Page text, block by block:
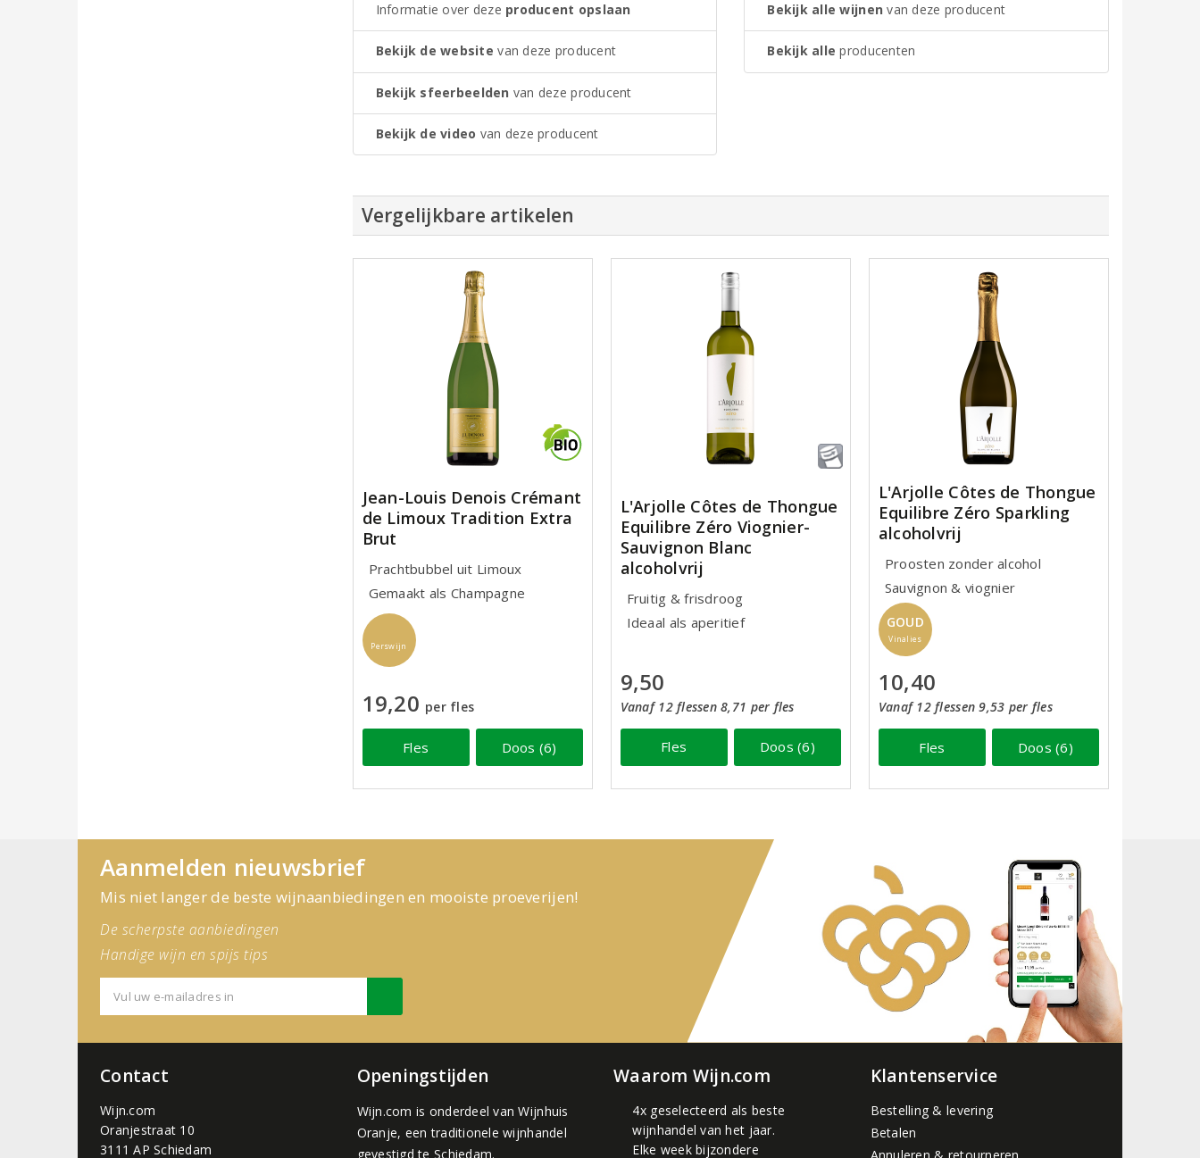
Informatie over deze producent opslaan
Bekijk de website van deze producent
Bekijk sfeerbeelden van deze producent
Bekijk de video van deze producent
Bekijk alle wijnen van deze producent
Bekijk alle producenten
Vergelijkbare artikelen
Jean-Louis Denois Crémant
de Limoux Tradition Extra
Brut
Prachtbubbel uit Limoux
Gemaakt als Champagne
Perswijn
19,20 per fles
Fles Doos (6)
L'Arjolle Côtes de Thongue
Equilibre Zéro Viognier-
Sauvignon Blanc
alcoholvrij
Fruitig & frisdroog
Ideaal als aperitief
9,50
Vanaf 12 flessen 8,71 per fles
Fles Doos (6)
L'Arjolle Côtes de Thongue
Equilibre Zéro Sparkling
alcoholvrij
Proosten zonder alcohol
Sauvignon & viognier
GOUD
Vinalies
10,40
Vanaf 12 flessen 9,53 per fles
Fles Doos (6)
Aanmelden nieuwsbrief
Mis niet langer de beste wijnaanbiedingen en mooiste proeverijen!
De scherpste aanbiedingen
Handige wijn en spijs tips
Contact
Wijn.com
Oranjestraat 10
3111 AP Schiedam
Openingstijden
Wijn.com is onderdeel vanWijnhuis
Oranje, een traditionele wijnhandel
gevestigd te Schiedam.
Waarom Wijn.com
4x geselecteerd als beste
wijnhandel van het jaar.
Elke week bijzondere
Klantenservice
Bestelling & levering
Betalen
Annuleren & retourneren